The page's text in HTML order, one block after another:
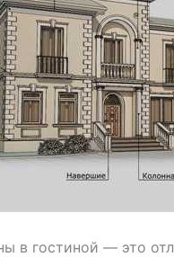
в гостиной — это